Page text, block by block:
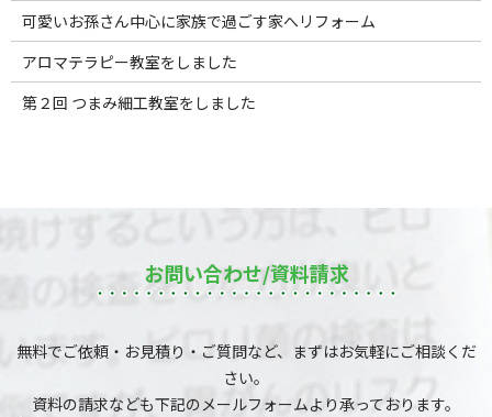
可愛いお孫さん中心に家族で過ごす家へリフォーム
アロマテラピー教室をしました
第２回 つまみ細工教室をしました
お問い合わせ/資料請求
無料でご依頼・お見積り・ご質問など、まずはお気軽にご相談くだ
さい。
資料の請求なども下記のメールフォームより承っております。